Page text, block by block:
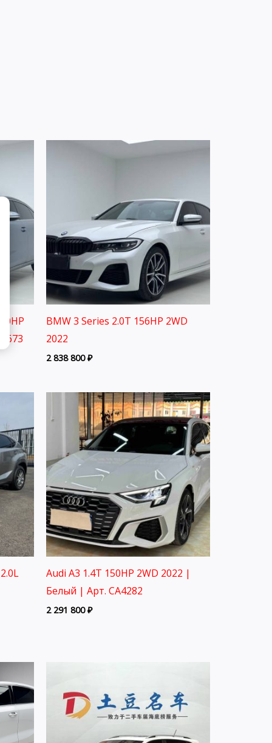
BMW 3 Series 2.0T 156HP 2WD
2022
2 838 800₽
Audi A3 1.4T 150HP 2WD 2022 |
Белый | Арт. CA4282
2 291 800₽